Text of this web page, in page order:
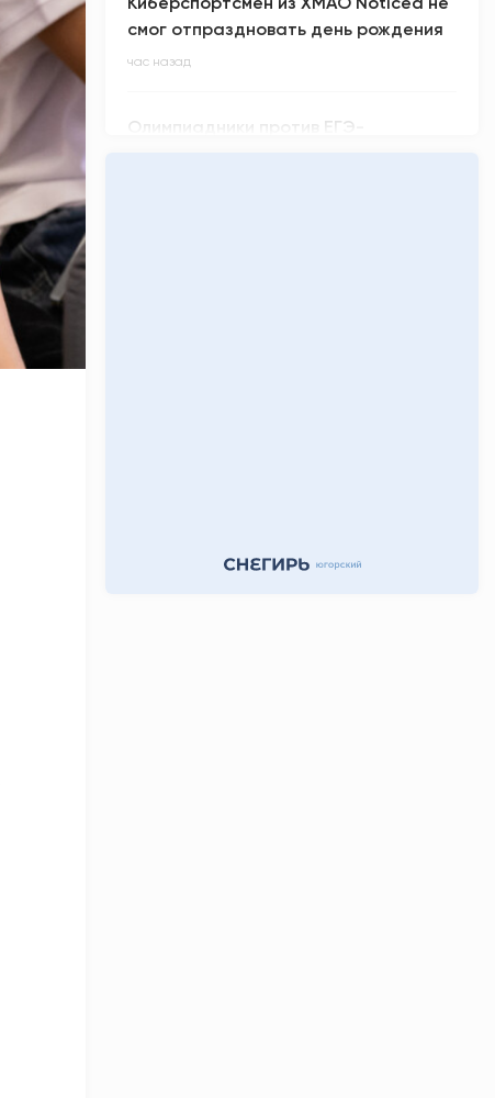
смог отпраздновать день рождения
час назад
Олимпиадники против ЕГЭ-